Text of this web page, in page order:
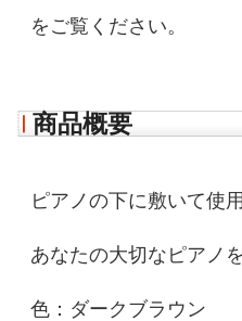
をご覧ください。
商品概要
ピアノの下に敷いて使
あなたの大切なピアノ
色：ダークブラウン